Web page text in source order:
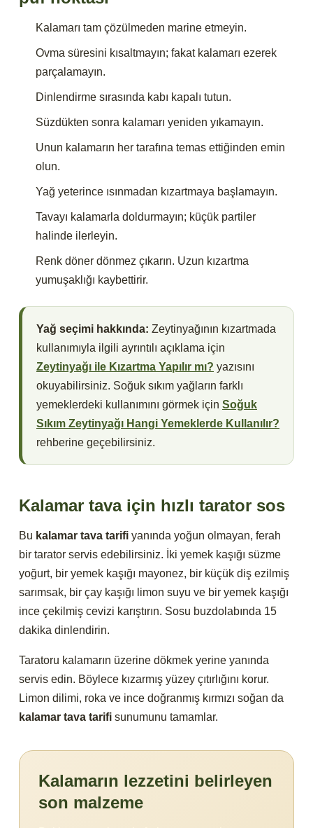
Kalamarı tam çözülmeden marine etmeyin.
Ovma süresini kısaltmayın; fakat kalamarı ezerek
parçalamayın.
Dinlendirme sırasında kabı kapalı tutun.
Süzdükten sonra kalamarı yeniden yıkamayın.
Unun kalamarın her tarafına temas ettiğinden emin
olun.
Yağ yeterince ısınmadan kızartmaya başlamayın.
Tavayı kalamarla doldurmayın; küçük partiler
halinde ilerleyin.
Renk döner dönmez çıkarın. Uzun kızartma
yumuşaklığı kaybettirir.
Yağ seçimi hakkında: Zeytinyağının kızartmada
kullanımıyla ilgili ayrıntılı açıklama için
Zeytinyağı ile Kızartma Yapılır mı? yazısını
okuyabilirsiniz. Soğuk sıkım yağların farklı
yemeklerdeki kullanımını görmek için Soğuk
Sıkım Zeytinyağı Hangi Yemeklerde Kullanılır?
rehberine geçebilirsiniz.
Kalamar tava için hızlı tarator sos
Bu kalamar tava tarifi yanında yoğun olmayan, ferah
bir tarator servis edebilirsiniz. İki yemek kaşığı süzme
yoğurt, bir yemek kaşığı mayonez, bir küçük diş ezilmiş
sarımsak, bir çay kaşığı limon suyu ve bir yemek kaşığı
ince çekilmiş cevizi karıştırın. Sosu buzdolabında 15
dakika dinlendirin.
Taratoru kalamarın üzerine dökmek yerine yanında
servis edin. Böylece kızarmış yüzey çıtırlığını korur.
Limon dilimi, roka ve ince doğranmış kırmızı soğan da
kalamar tava tarifi sunumunu tamamlar.
Kalamarın lezzetini belirleyen
son malzeme